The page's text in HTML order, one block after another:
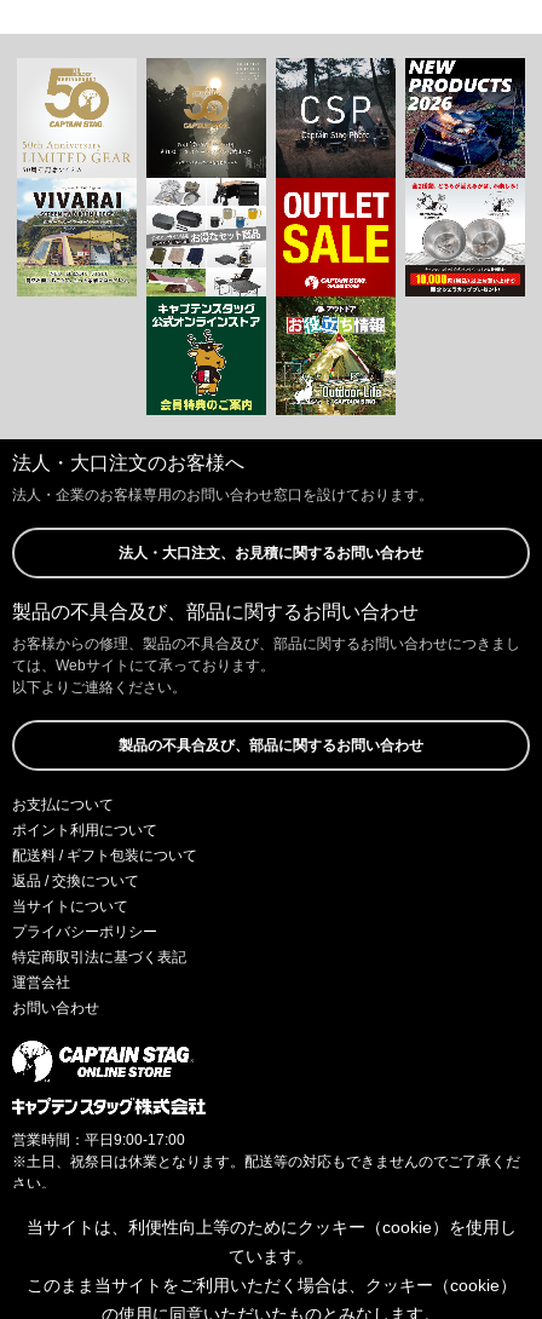
法人・大口注文のお客様へ
法人・企業のお客様専用のお問い合わせ窓口を設けております。
法人・大口注文、お見積に関するお問い合わせ
製品の不具合及び、部品に関するお問い合わせ
お客様からの修理、製品の不具合及び、部品に関するお問い合わせにつきまし
ては、Webサイトにて承っております。
以下よりご連絡ください。
製品の不具合及び、部品に関するお問い合わせ
お支払について
ポイント利用について
配送料 / ギフト包装について
返品 / 交換について
当サイトについて
プライバシーポリシー
特定商取引法に基づく表記
運営会社
お問い合わせ
営業時間：平日9:00-17:00
※土日、祝祭日は休業となります。配送等の対応もできませんのでご了承くだ
さい。
当サイトは、利便性向上等のためにクッキー（cookie）を使用し
ています。
このまま当サイトをご利用いただく場合は、クッキー（cookie）
の使用に同意いただいたものとみなします。